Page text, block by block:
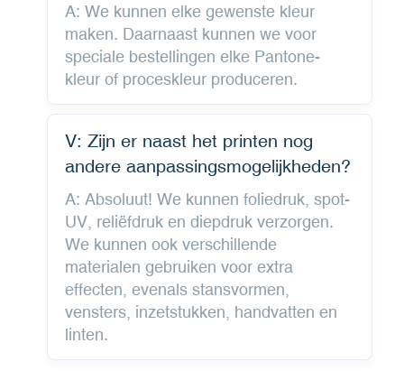
A: We kunnen elke gewenste kleur
maken. Daarnaast kunnen we voor
speciale bestellingen elke Pantone-
kleur of proceskleur produceren.
V: Zijn er naast het printen nog
andere aanpassingsmogelijkheden?
A: Absoluut! We kunnen foliedruk, spot-
UV, reliëfdruk en diepdruk verzorgen.
We kunnen ook verschillende
materialen gebruiken voor extra
effecten, evenals stansvormen,
vensters, inzetstukken, handvatten en
linten.